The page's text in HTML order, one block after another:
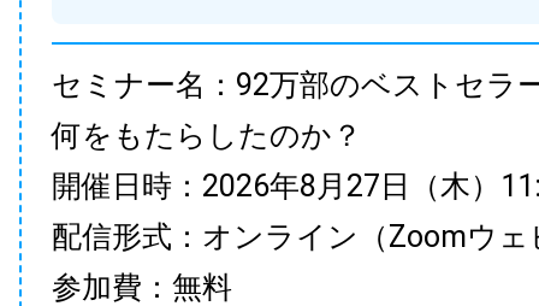
セミナー名：92万部のベストセラ
何をもたらしたのか？
開催日時：2026年8月27日（木）
配信形式：オンライン（Zoomウェ
参加費：無料